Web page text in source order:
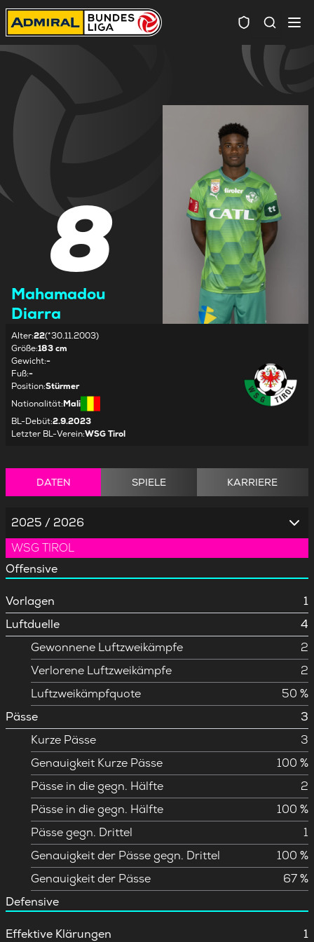
8
Mahamadou
Diarra
Alter:22(*30.11.2003)
Größe:183 cm
Gewicht:-
Fuß:-
Position:Stürmer
Nationalität:Mali
BL-Debüt:2.9.2023
Letzter BL-Verein:WSG Tirol
DATEN SPIELE KARRIERE
2025 / 2026
WSG TIROL
Offensive
Vorlagen
1
Luftduelle
4
Gewonnene Luftzweikämpfe
2
Verlorene Luftzweikämpfe
2
Luftzweikämpfquote
50 %
Pässe
3
Kurze Pässe
3
Genauigkeit Kurze Pässe
100 %
Pässe in die gegn. Hälfte
2
Pässe in die gegn. Hälfte
100 %
Pässe gegn. Drittel
1
Genauigkeit der Pässe gegn. Drittel
100 %
Genauigkeit der Pässe
67 %
Defensive
Effektive Klärungen
1